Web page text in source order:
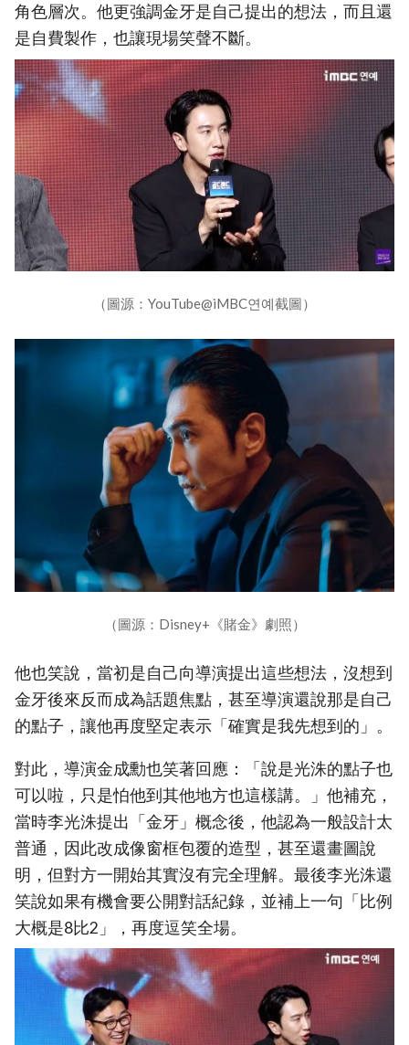
角色層次。他更強調金牙是自己提出的想法，而且還
是自費製作，也讓現場笑聲不斷。
（圖源：YouTube@iMBC연예截圖）
（圖源：Disney+《賭金》劇照）
他也笑說，當初是自己向導演提出這些想法，沒想到
金牙後來反而成為話題焦點，甚至導演還說那是自己
的點子，讓他再度堅定表示「確實是我先想到的」。
對此，導演金成勳也笑著回應：「說是光洙的點子也
可以啦，只是怕他到其他地方也這樣講。」他補充，
當時李光洙提出「金牙」概念後，他認為一般設計太
普通，因此改成像窗框包覆的造型，甚至還畫圖說
明，但對方一開始其實沒有完全理解。最後李光洙還
笑說如果有機會要公開對話紀錄，並補上一句「比例
大概是8比2」，再度逗笑全場。